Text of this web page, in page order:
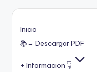
Inicio
📚→ Descargar PDF
+ Informacion 👇